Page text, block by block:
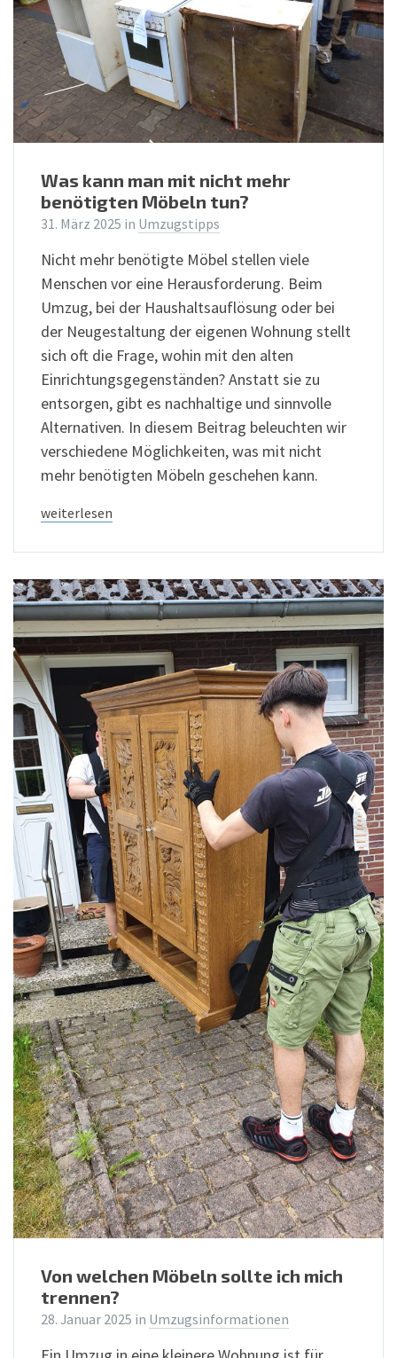
Was kann man mit nicht mehr
benötigten Möbeln tun?
31. März 2025 in Umzugstipps
Nicht mehr benötigte Möbel stellen viele
Menschen vor eine Herausforderung. Beim
Umzug, bei der Haushaltsauflösung oder bei
der Neugestaltung der eigenen Wohnung stellt
sich oft die Frage, wohin mit den alten
Einrichtungsgegenständen? Anstatt sie zu
entsorgen, gibt es nachhaltige und sinnvolle
Alternativen. In diesem Beitrag beleuchten wir
verschiedene Möglichkeiten, was mit nicht
mehr benötigten Möbeln geschehen kann.
weiterlesen
Von welchen Möbeln sollte ich mich
trennen?
28. Januar 2025 in Umzugsinformationen